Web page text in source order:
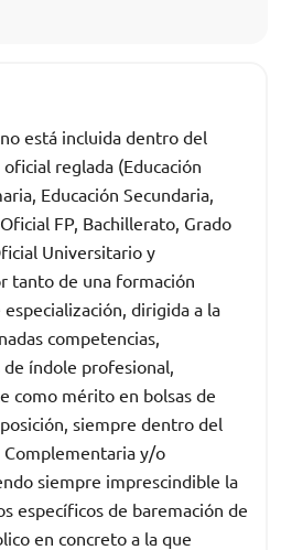
está incluida dentro del
reglada (Educación
Educación Secundaria,
FP, Bachillerato, Grado
Universitario y
tanto de una formación
dirigida a la
competencias,
índole profesional,
como mérito en bolsas de
siempre dentro del
Complementaria y/o
siempre imprescindible la
específicos de baremación de
en concreto a la que